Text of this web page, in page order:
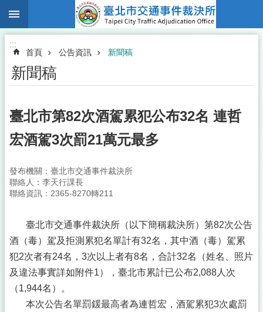
跳到主要內容區塊
:::
首頁 公告資訊 新聞稿
新聞稿
臺北市第82次酒駕累犯公布32名 連哲
宏酒駕3次罰21萬元最多
發布機關：臺北市交通事件裁決所
聯絡人：李天行課長
聯絡資訊：2365-8270轉211
臺北市交通事件裁決所（以下簡稱裁決所）第82次公告
酒（毒）駕及拒測累犯名單計有32名，其中酒（毒）駕累
犯2次者有24名，3次以上者有8名，合計32名（姓名、照片
及違法事實詳如附件1），臺北市累計已公布2,088人次
（1,944名）。
本次公告名單罰鍰最高者為連哲宏，酒駕累犯3次處罰